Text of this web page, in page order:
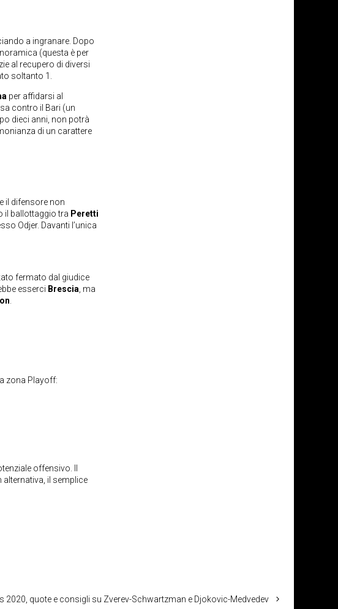
a ingranare. Dopo
(questa è per
al recupero di diversi
soltanto 1.
per affidarsi al
contro il Bari (un
dieci anni, non potrà
di un carattere
il difensore non
il ballottaggio tra Peretti
Odjer. Davanti l’unica
fermato dal giudice
esserci Brescia , ma
zona Playoff:
offensivo. Il
il semplice
2020, quote e consigli su Zverev-Schwartzman e Djokovic-Medvedev